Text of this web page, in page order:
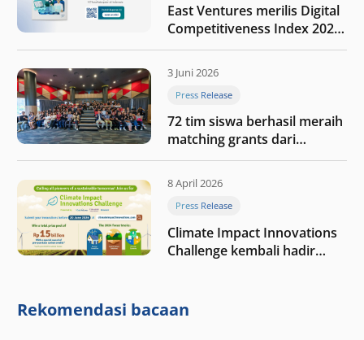
East Ventures merilis Digital
Competitiveness Index 2026,
menyoroti fase transformasi
digital Indonesia selanjutnya
3 Juni 2026
Press Release
72 tim siswa berhasil meraih
matching grants dari
program My First $1000
8 April 2026
Press Release
Climate Impact Innovations
Challenge kembali hadir
mitra baru
Rekomendasi bacaan